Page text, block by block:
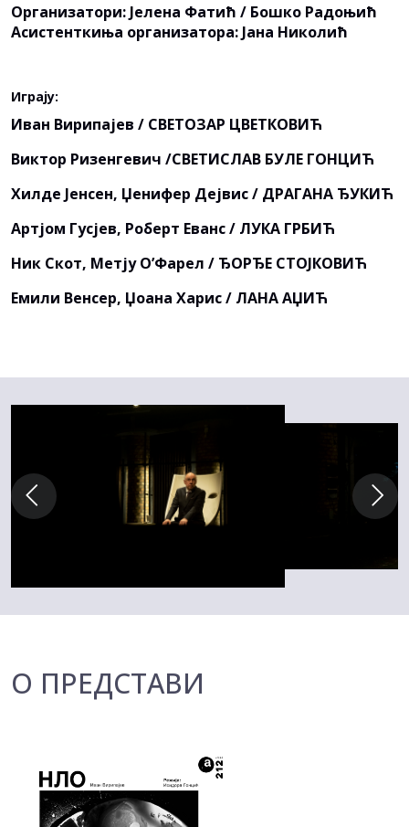
Организатори: Јелена Фатић / Бошко Радоњић
Асистенткиња организатора: Јана Николић
Играју:
Иван Вирипајев / СВЕТОЗАР ЦВЕТКОВИЋ
Виктор Ризенгевич /СВЕТИСЛАВ БУЛЕ ГОНЦИЋ
Хилде Јенсен, Џенифер Дејвис / ДРАГАНА ЂУКИЋ
Артјом Гусјев, Роберт Еванс / ЛУКА ГРБИЋ
Ник Скот, Метју О’Фарел / ЂОРЂЕ СТОЈКОВИЋ
Емили Венсер, Џоана Харис / ЛАНА АЏИЋ
О ПРЕДСТАВИ